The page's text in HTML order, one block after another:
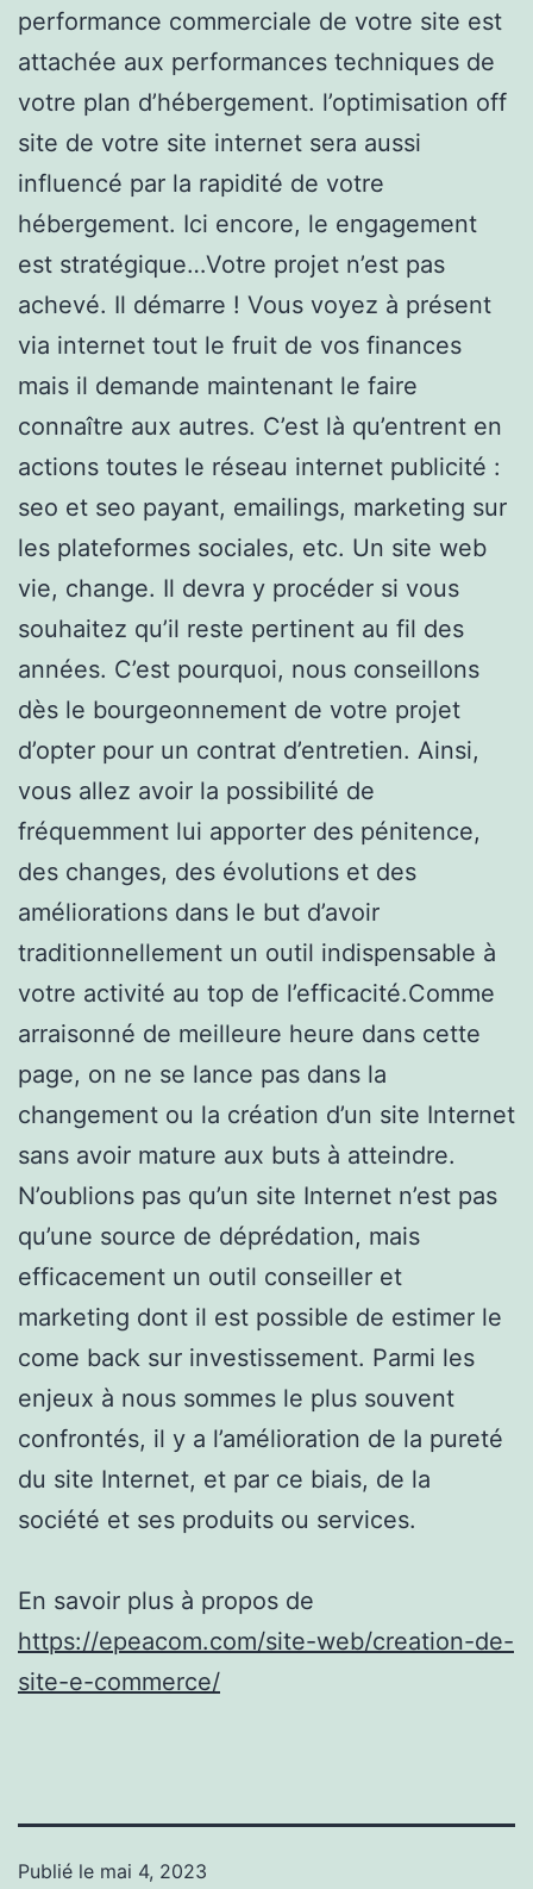
performance commerciale de votre site est
attachée aux performances techniques de
votre plan d’hébergement. l’optimisation off
site de votre site internet sera aussi
influencé par la rapidité de votre
hébergement. Ici encore, le engagement
est stratégique…Votre projet n’est pas
achevé. Il démarre ! Vous voyez à présent
via internet tout le fruit de vos finances
mais il demande maintenant le faire
connaître aux autres. C’est là qu’entrent en
actions toutes le réseau internet publicité :
seo et seo payant, emailings, marketing sur
les plateformes sociales, etc. Un site web
vie, change. Il devra y procéder si vous
souhaitez qu’il reste pertinent au fil des
années. C’est pourquoi, nous conseillons
dès le bourgeonnement de votre projet
d’opter pour un contrat d’entretien. Ainsi,
vous allez avoir la possibilité de
fréquemment lui apporter des pénitence,
des changes, des évolutions et des
améliorations dans le but d’avoir
traditionnellement un outil indispensable à
votre activité au top de l’efficacité.Comme
arraisonné de meilleure heure dans cette
page, on ne se lance pas dans la
changement ou la création d’un site Internet
sans avoir mature aux buts à atteindre.
N’oublions pas qu’un site Internet n’est pas
qu’une source de déprédation, mais
efficacement un outil conseiller et
marketing dont il est possible de estimer le
come back sur investissement. Parmi les
enjeux à nous sommes le plus souvent
confrontés, il y a l’amélioration de la pureté
du site Internet, et par ce biais, de la
société et ses produits ou services.
En savoir plus à propos de
https://epeacom.com/site-web/creation-de-
site-e-commerce/
Publié le mai 4, 2023